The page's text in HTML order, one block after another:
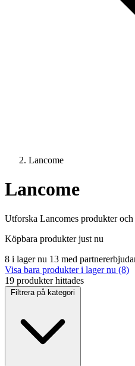
Lancome
Lancome
Utforska Lancomes produkter
Köpbara produkter just nu
8 i lager nu 13 med
Visa bara produkter i lager nu (8)
19 produkter hittades
Filtrera på kategori